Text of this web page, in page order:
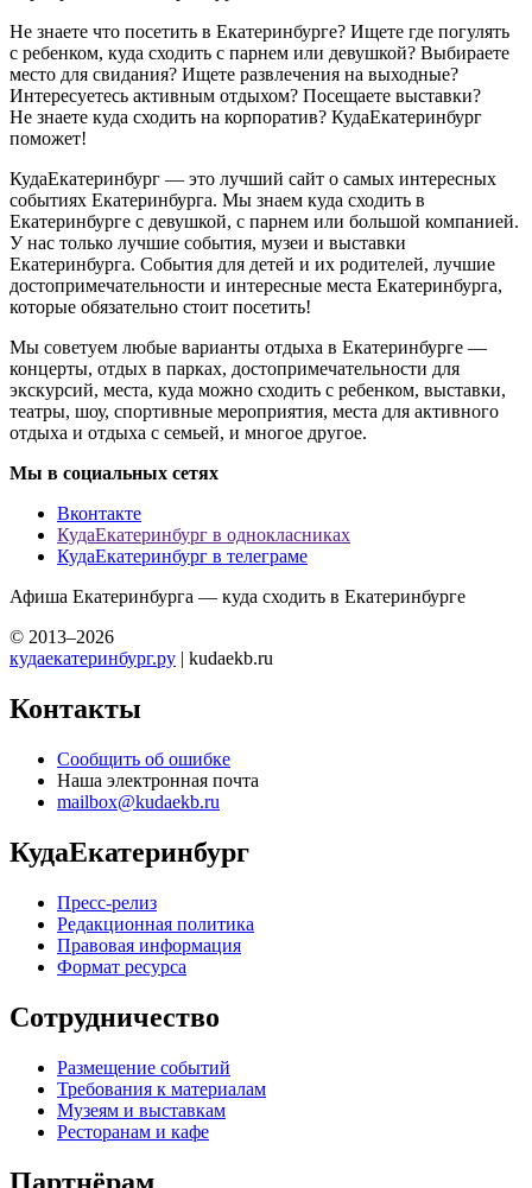
Не знаете что посетить в Екатеринбурге? Ищете где погулять
с ребенком, куда сходить с парнем или девушкой? Выбираете
место для свидания? Ищете развлечения на выходные?
Интересуетесь активным отдыхом? Посещаете выставки?
Не знаете куда сходить на корпоратив? КудаЕкатеринбург
поможет!
КудаЕкатеринбург — это лучший сайт о самых интересных
событиях Екатеринбурга. Мы знаем куда сходить в
Екатеринбурге с девушкой, с парнем или большой компанией.
У нас только лучшие события, музеи и выставки
Екатеринбурга. События для детей и их родителей, лучшие
достопримечательности и интересные места Екатеринбурга,
которые обязательно стоит посетить!
Мы советуем любые варианты отдыха в Екатеринбурге —
концерты, отдых в парках, достопримечательности для
экскурсий, места, куда можно сходить с ребенком, выставки,
театры, шоу, спортивные мероприятия, места для активного
отдыха и отдыха с семьей, и многое другое.
Мы в социальных сетях
Вконтакте
КудаЕкатеринбург в однокласниках
КудаЕкатеринбург в телеграме
Афиша Екатеринбурга — куда сходить в Екатеринбурге
© 2013–2026
кудаекатеринбург.ру | kudaekb.ru
Контакты
Сообщить об ошибке
Наша электронная почта
mailbox@kudaekb.ru
КудаЕкатеринбург
Пресс-релиз
Редакционная политика
Правовая информация
Формат ресурса
Сотрудничество
Размещение событий
Требования к материалам
Музеям и выставкам
Ресторанам и кафе
Партнёрам